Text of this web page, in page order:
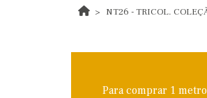
NT26 - TRICOL.
Para comprar 1